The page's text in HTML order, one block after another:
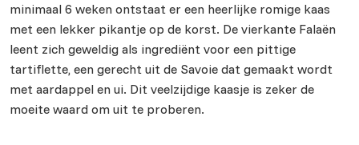
minimaal 6 weken ontstaat er een heerlijke romige kaas
met een lekker pikantje op de korst. De vierkante Falaën
leent zich geweldig als ingrediënt voor een pittige
tartiflette, een gerecht uit de Savoie dat gemaakt wordt
met aardappel en ui. Dit veelzijdige kaasje is zeker de
moeite waard om uit te proberen.